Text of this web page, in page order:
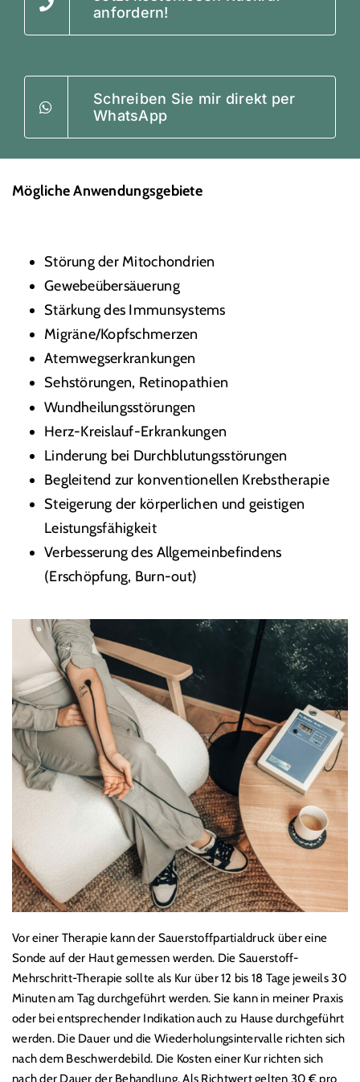
anfordern!
Schreiben Sie mir direkt per
WhatsApp
Mögliche Anwendungsgebiete
Störung der Mitochondrien
Gewebeübersäuerung
Stärkung des Immunsystems
Migräne/Kopfschmerzen
Atemwegserkrankungen
Sehstörungen, Retinopathien
Wundheilungsstörungen
Herz-Kreislauf-Erkrankungen
Linderung bei Durchblutungsstörungen
Begleitend zur konventionellen Krebstherapie
Steigerung der körperlichen und geistigen
Leistungsfähigkeit
Verbesserung des Allgemeinbefindens
(Erschöpfung, Burn-out)
Vor einer Therapie kann der Sauerstoffpartialdruck über eine
Sonde auf der Haut gemessen werden. Die Sauerstoff-
Mehrschritt-Therapie sollte als Kur über 12 bis 18 Tage jeweils 30
Minuten am Tag durchgeführt werden. Sie kann in meiner Praxis
oder bei entsprechender Indikation auch zu Hause durchgeführt
werden. Die Dauer und die Wiederholungsintervalle richten sich
nach dem Beschwerdebild. Die Kosten einer Kur richten sich
nach der Dauer der Behandlung. Als Richtwert gelten 30 € pro